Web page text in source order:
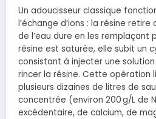
Un adoucisseur classique
l’échange d’ions : la résine
de l’eau dure en les remplaçant
résine est saturée, elle subit un
consistant à injecter une
rincer la résine. Cette opération
plusieurs dizaines de litres de
concentrée (environ 200 g/L de
excédentaire, de calcium, de